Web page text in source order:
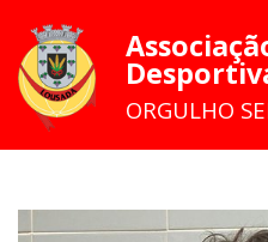
ORGULHO